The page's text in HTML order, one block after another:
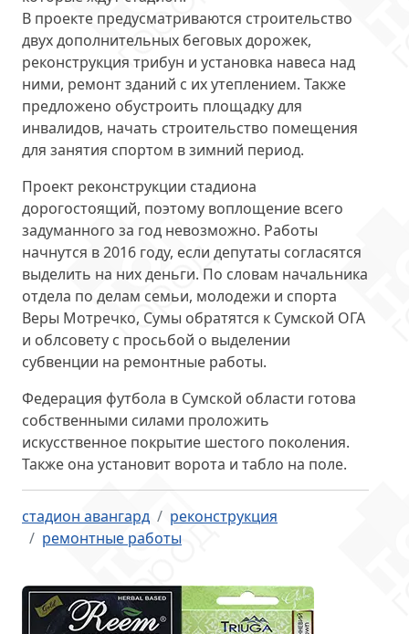
В проекте предусматриваются строительство
двух дополнительных беговых дорожек,
реконструкция трибун и установка навеса над
ними, ремонт зданий с их утеплением. Также
предложено обустроить площадку для
инвалидов, начать строительство помещения
для занятия спортом в зимний период.
Проект реконструкции стадиона
дорогостоящий, поэтому воплощение всего
задуманного за год невозможно. Работы
начнутся в 2016 году, если депутаты согласятся
выделить на них деньги. По словам начальника
отдела по делам семьи, молодежи и спорта
Веры Мотречко, Сумы обратятся к Сумской ОГА
и облсовету с просьбой о выделении
субвенции на ремонтные работы.
Федерация футбола в Сумской области готова
собственными силами проложить
искусственное покрытие шестого поколения.
Также она установит ворота и табло на поле.
стадион авангард
реконструкция
ремонтные работы